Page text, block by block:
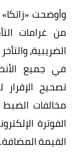
وأوضحت
من غرامات
الضريبية،
في جميع
تصحيح
مخالفات
الفوترة
القيمة المضافة.